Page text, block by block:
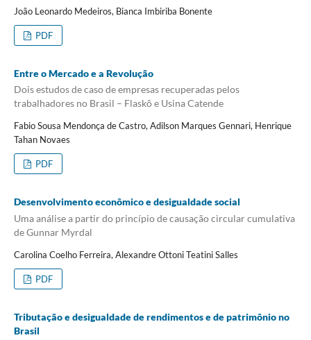
João Leonardo Medeiros, Bianca Imbiriba Bonente
PDF
Entre o Mercado e a Revolução
Dois estudos de caso de empresas recuperadas pelos
trabalhadores no Brasil – Flaskô e Usina Catende
Fabio Sousa Mendonça de Castro, Adilson Marques Gennari, Henrique
Tahan Novaes
PDF
Desenvolvimento econômico e desigualdade social
Uma análise a partir do princípio de causação circular cumulativa
de Gunnar Myrdal
Carolina Coelho Ferreira, Alexandre Ottoni Teatini Salles
PDF
Tributação e desigualdade de rendimentos e de patrimônio no
Brasil